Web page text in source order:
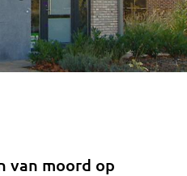
van moord op